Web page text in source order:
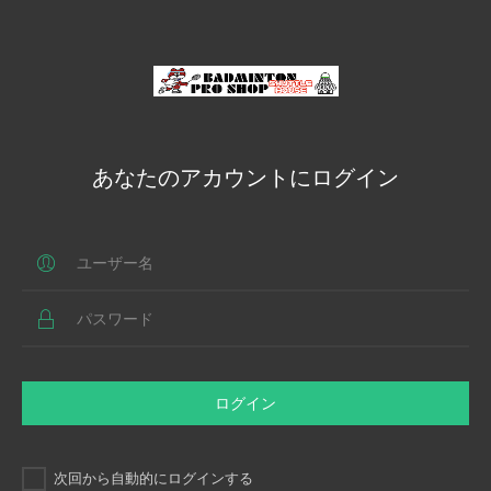
あなたのアカウントにログイン
ログイン
次回から自動的にログインする